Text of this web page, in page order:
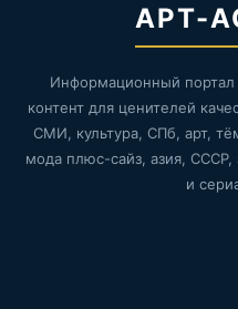
АРТ-
Информационный портал
контент для ценителей
СМИ, культура, СПб, арт,
мода плюс-сайз, азия,
и